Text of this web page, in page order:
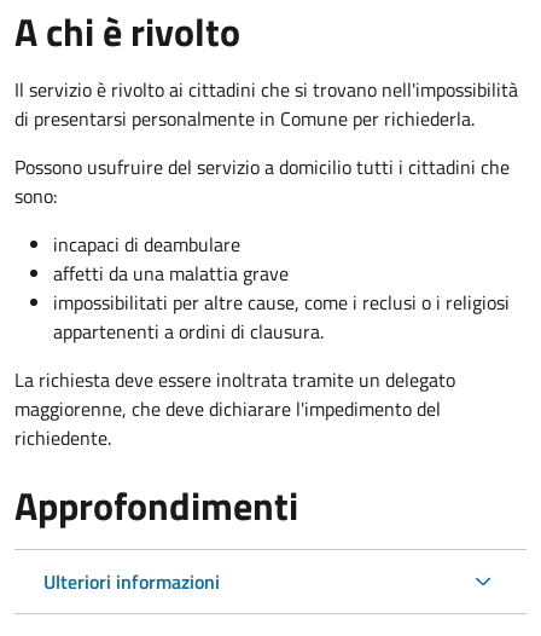
A chi è rivolto
Il servizio è rivolto ai cittadini che si trovano nell'impossibilità
di presentarsi personalmente in Comune per richiederla.
Possono usufruire del servizio a domicilio tutti i cittadini che
sono:
incapaci di deambulare
affetti da una malattia grave
impossibilitati per altre cause, come i reclusi o i religiosi
appartenenti a ordini di clausura.
La richiesta deve essere inoltrata tramite un delegato
maggiorenne, che deve dichiarare l'impedimento del
richiedente.
Approfondimenti
Ulteriori informazioni